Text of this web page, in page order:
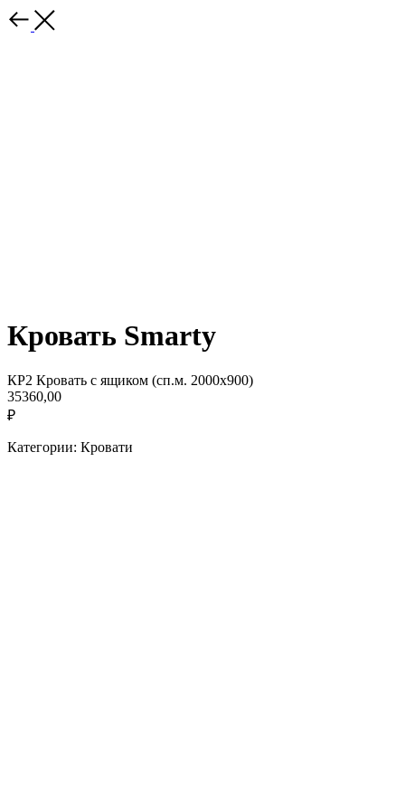
Кровать Smarty
КР2 Кровать с ящиком (сп.м. 2000х900)
35360,00
₽
Категории: Кровати